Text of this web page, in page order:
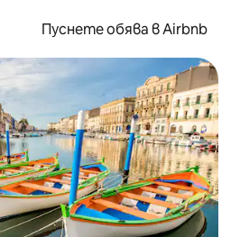
Пуснете обява в Airbnb